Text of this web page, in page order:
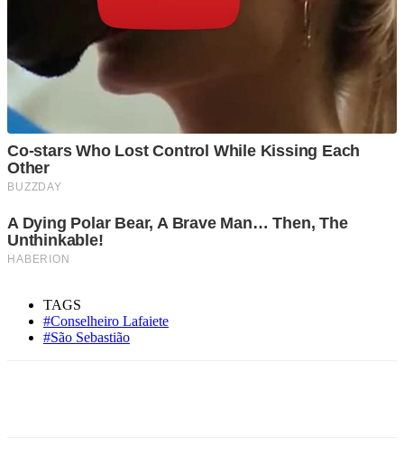
TAGS
#Conselheiro Lafaiete
#São Sebastião